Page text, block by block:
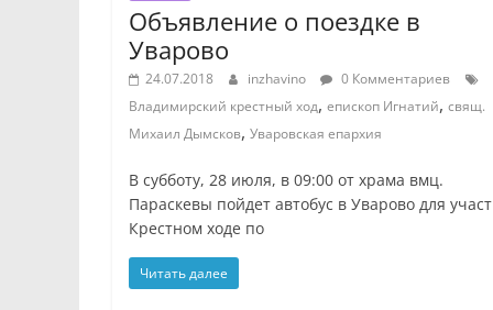
Объявление о поездке в
Уварово
24.07.2018 inzhavino
0 Комментариев
Владимирский крестный ход, епископ Игнатий, свящ.
Михаил Дымсков, Уваровская епархия
В субботу, 28 июля, в 09:00 от храма вмц.
Параскевы пойдет автобус в Уварово для
Крестном ходе по
Читать далее